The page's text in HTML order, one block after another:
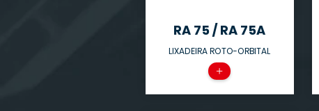
RA 75 / RA 75A
LIXADEIRA ROTO-ORBITAL
+